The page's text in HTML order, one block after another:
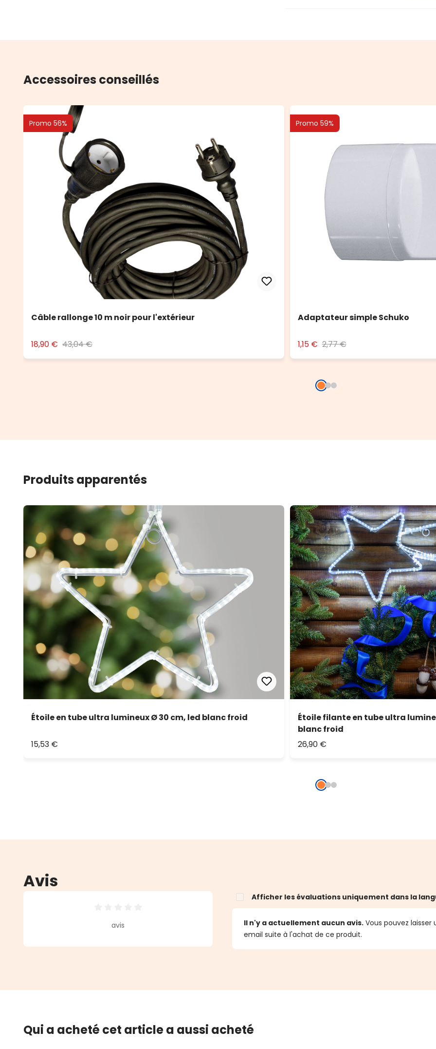
Accessoires conseillés
Promo 56%
Câble rallonge 10 m noir pour l'extérieur
18,90 € 43,04 €
Promo 59%
Adaptateur simple Schuko
1,15 € 2,77 €
Produits apparentés
Étoile en tube ultra lumineux Ø 30 cm, led blanc froid
15,53 €
Étoile filante en tube ultra
blanc froid
26,90 €
Avis
Note moyenne de 0 sur 5 étoiles
avis
Afficher les évaluations uniquement dans la
Il n'y a actuellement aucun avis. Vous pouvez
email suite à l'achat de ce produit.
Qui a acheté cet article a aussi acheté